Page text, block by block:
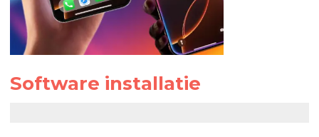
Software installatie